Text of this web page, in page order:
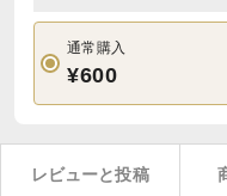
通常購入
¥600
レビューと投稿